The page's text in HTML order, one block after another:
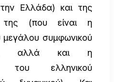
Ελλάδα) και της
της (που είναι η
μεγάλου συμφωνικού
αλλά και η
του ελληνικού